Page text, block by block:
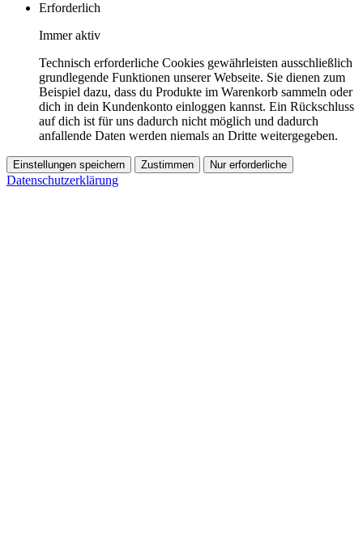
Erforderlich
Immer aktiv
Technisch erforderliche Cookies gewährleisten ausschließlich
grundlegende Funktionen unserer Webseite. Sie dienen zum
Beispiel dazu, dass du Produkte im Warenkorb sammeln oder
dich in dein Kundenkonto einloggen kannst. Ein Rückschluss
auf dich ist für uns dadurch nicht möglich und dadurch
anfallende Daten werden niemals an Dritte weitergegeben.
Einstellungen speichern Zustimmen Nur erforderliche
Datenschutzerklärung